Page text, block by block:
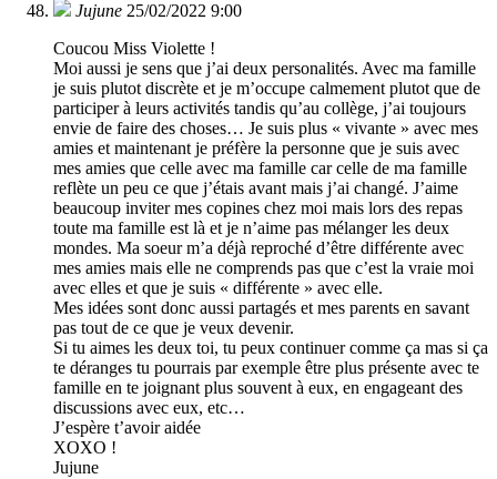
Jujune 25/02/2022 9:00
Coucou Miss Violette !
Moi aussi je sens que j’ai deux personalités. Avec ma famille
je suis plutot discrète et je m’occupe calmement plutot que de
participer à leurs activités tandis qu’au collège, j’ai toujours
envie de faire des choses… Je suis plus « vivante » avec mes
amies et maintenant je préfère la personne que je suis avec
mes amies que celle avec ma famille car celle de ma famille
reflète un peu ce que j’étais avant mais j’ai changé. J’aime
beaucoup inviter mes copines chez moi mais lors des repas
toute ma famille est là et je n’aime pas mélanger les deux
mondes. Ma soeur m’a déjà reproché d’être différente avec
mes amies mais elle ne comprends pas que c’est la vraie moi
avec elles et que je suis « différente » avec elle.
Mes idées sont donc aussi partagés et mes parents en savant
pas tout de ce que je veux devenir.
Si tu aimes les deux toi, tu peux continuer comme ça mas si ça
te déranges tu pourrais par exemple être plus présente avec te
famille en te joignant plus souvent à eux, en engageant des
discussions avec eux, etc…
J’espère t’avoir aidée
XOXO !
Jujune